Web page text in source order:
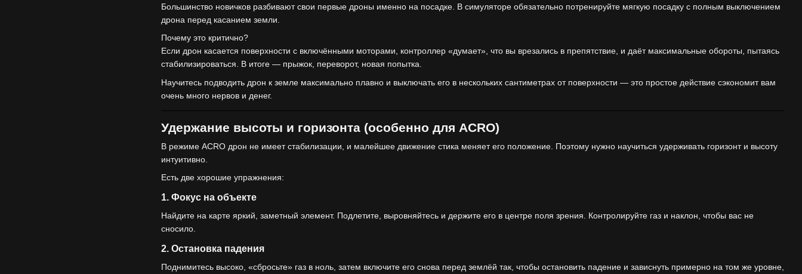
Большинство новичков разбивают свои первые дроны именно на посадке. В симуляторе обязательно потренируйте мягкую посадку с полным выключением
дрона перед касанием земли.
Почему это критично?
Если дрон касается поверхности с включёнными моторами, контроллер «думает», что вы врезались в препятствие, и даёт максимальные обороты, пытаясь
стабилизироваться. В итоге — прыжок, переворот, новая попытка.
Научитесь подводить дрон к земле максимально плавно и выключать его в нескольких сантиметрах от поверхности — это простое действие сэкономит вам
очень много нервов и денег.
Удержание высоты и горизонта (особенно для ACRO)
В режиме ACRO дрон не имеет стабилизации, и малейшее движение стика меняет его положение. Поэтому нужно научиться удерживать горизонт и высоту
интуитивно.
Есть две хорошие упражнения:
1. Фокус на объекте
Найдите на карте яркий, заметный элемент. Подлетите, выровняйтесь и держите его в центре поля зрения. Контролируйте газ и наклон, чтобы вас не
сносило.
2. Остановка падения
Поднимитесь высоко, «сбросьте» газ в ноль, затем включите его снова перед землёй так, чтобы остановить падение и зависнуть примерно на том же уровне,